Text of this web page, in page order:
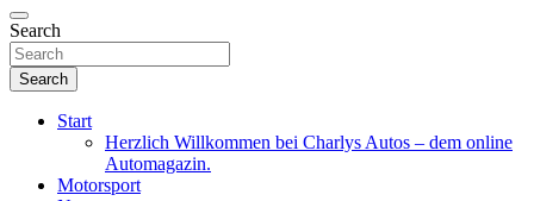
Charlys Autos
Das neue Automagazin – global. regional. informativ. interaktiv
Search
Search
Start
Herzlich Willkommen bei Charlys Autos – dem online
Automagazin.
Motorsport